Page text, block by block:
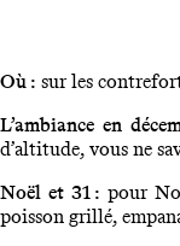
Où : sur les
L’ambiance en
d’altitude, vous ne
Noël et 31 : pour
poisson grillé,